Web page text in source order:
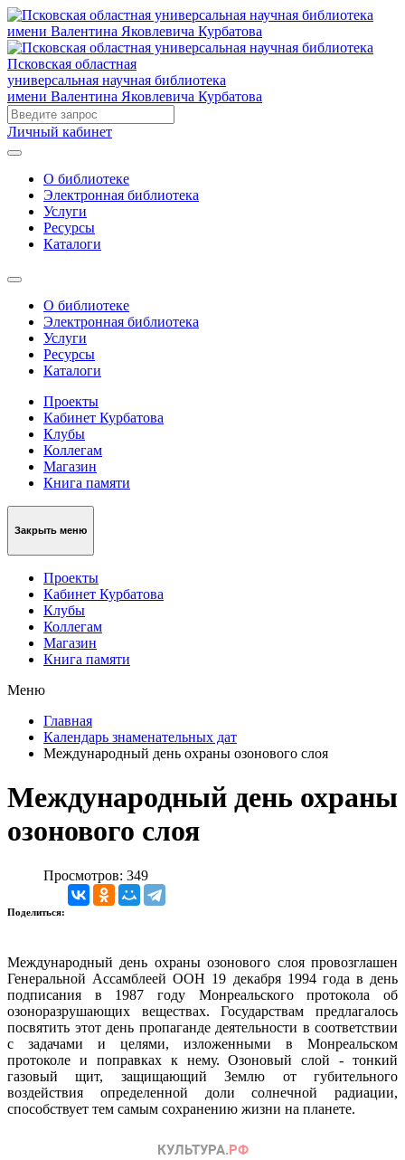
Псковская областная
универсальная научная библиотека
имени Валентина Яковлевича Курбатова
Личный кабинет
О библиотеке
Электронная библиотека
Услуги
Ресурсы
Каталоги
О библиотеке
Электронная библиотека
Услуги
Ресурсы
Каталоги
Проекты
Кабинет Курбатова
Клубы
Коллегам
Магазин
Книга памяти
Закрыть меню
Проекты
Кабинет Курбатова
Клубы
Коллегам
Магазин
Книга памяти
Меню
Главная
Календарь знаменательных дат
Международный день охраны озонового слоя
Международный день охраны
озонового слоя
Просмотров: 349
Поделиться:
Международный день охраны озонового слоя провозглашен
Генеральной Ассамблеей ООН 19 декабря 1994 года в день
подписания в 1987 году Монреальского протокола об
озоноразрушающих веществах. Государствам предлагалось
посвятить этот день пропаганде деятельности в соответствии
с задачами и целями, изложенными в Монреальском
протоколе и поправках к нему. Озоновый слой - тонкий
газовый щит, защищающий Землю от губительного
воздействия определенной доли солнечной радиации,
способствует тем самым сохранению жизни на планете.